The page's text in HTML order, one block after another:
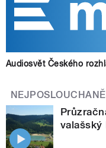
Audiosvět Českého
valašský